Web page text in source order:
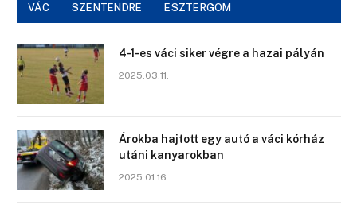
VÁC SZENTENDRE ESZTERGOM
4-1-es váci siker végre a hazai pályán
2025.03.11.
Árokba hajtott egy autó a váci kórház
utáni kanyarokban
2025.01.16.